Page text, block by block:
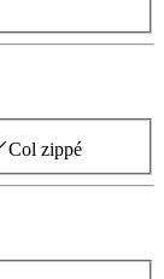
Col zippé